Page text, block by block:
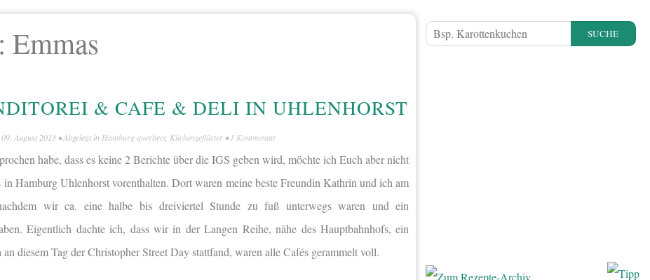
Emmas
& CAFE & DELI IN UHLENHORST
09. August 2013 • Abgelegt in Hamburg querbeet, Küchengeflüster •1 Kommentar
habe, dass es keine 2 Berichte über die IGS geben wird, möchte ich Euch aber nicht
in Hamburg Uhlenhorst vorenthalten. Dort waren meine beste Freundin Kathrin und ich am
wir ca. eine halbe bis dreiviertel Stunde zu fuß unterwegs waren und ein
Eigentlich dachte ich, dass wir in der Langen Reihe, nähe des Hauptbahnhofs, ein
diesem Tag der Christopher Street Day stattfand, waren alle Cafés gerammelt voll.
SUCHE